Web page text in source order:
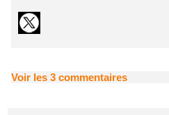
Voir les 3 commentaires